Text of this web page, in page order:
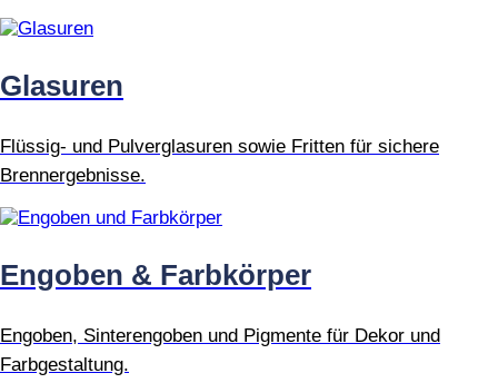
Glasuren
Flüssig- und Pulverglasuren sowie Fritten für sichere
Brennergebnisse.
Engoben & Farbkörper
Engoben, Sinterengoben und Pigmente für Dekor und
Farbgestaltung.